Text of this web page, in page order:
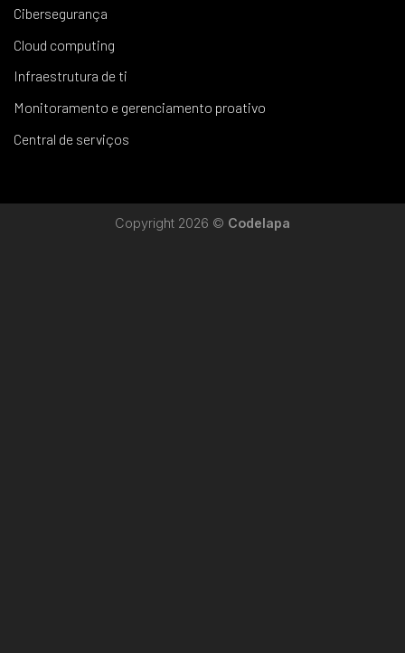
Cibersegurança
Cloud computing
Infraestrutura de ti
Monitoramento e gerenciamento proativo
Central de serviços
Copyright 2026 © Codelapa